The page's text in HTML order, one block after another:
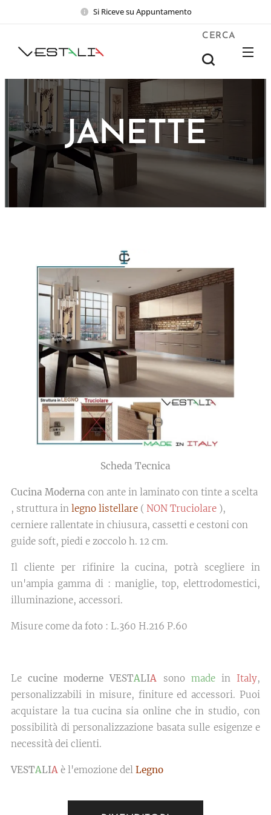
Si Riceve su Appuntamento
CERCA
JANETTE
Scheda Tecnica
Cucina Moderna con ante in laminato con tinte a scelta
, struttura in legno listellare ( NON Truciolare ),
cerniere rallentate in chiusura, cassetti e cestoni con
guide soft, piedi e zoccolo h. 12 cm.
Il cliente per rifinire la cucina, potrà scegliere in
un'ampia gamma di : maniglie, top, elettrodomestici,
illuminazione, accessori.
Misure come da foto : L.360 H.216 P.60
Lecucine moderne VESTALIA sono madein Italy,
personalizzabili in misure, finiture ed accessori. Puoi
acquistare la tua cucina sia online che in studio, con
possibilità di personalizzazione basata sulle esigenze e
necessità dei clienti.
VESTALIA è l'emozione del Legno